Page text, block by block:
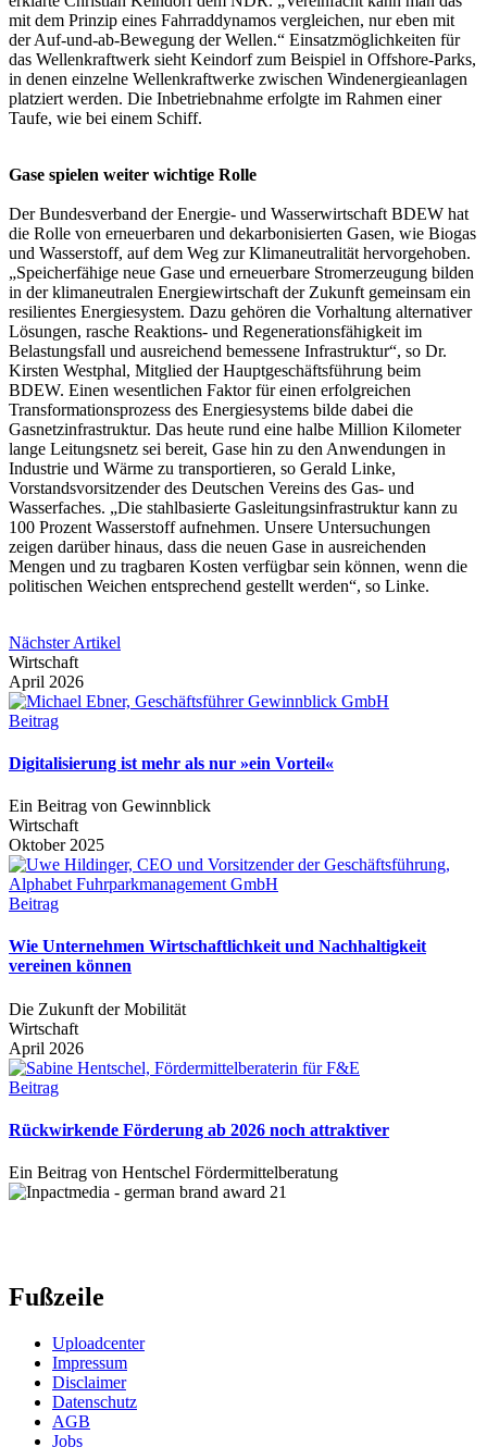
mit dem Prinzip eines Fahrraddynamos vergleichen, nur eben mit
der Auf-und-ab-Bewegung der Wellen.“ Einsatzmöglichkeiten für
das Wellenkraftwerk sieht Keindorf zum Beispiel in Offshore-Parks,
in denen einzelne Wellenkraftwerke zwischen Windenergieanlagen
platziert werden. Die Inbetriebnahme erfolgte im Rahmen einer
Taufe, wie bei einem Schiff.
Gase spielen weiter wichtige Rolle
Der Bundesverband der Energie- und Wasserwirtschaft BDEW hat
die Rolle von erneuerbaren und dekarbonisierten Gasen, wie Biogas
und Wasserstoff, auf dem Weg zur Klimaneutralität hervorgehoben.
„Speicherfähige neue Gase und erneuerbare Stromerzeugung bilden
in der klimaneutralen Energiewirtschaft der Zukunft gemeinsam ein
resilientes Energiesystem. Dazu gehören die Vorhaltung alternativer
Lösungen, rasche Reaktions- und Regenerationsfähigkeit im
Belastungsfall und ausreichend bemessene Infrastruktur“, so Dr.
Kirsten Westphal, Mitglied der Hauptgeschäftsführung beim
BDEW. Einen wesentlichen Faktor für einen erfolgreichen
Transformationsprozess des Energiesystems bilde dabei die
Gasnetzinfrastruktur. Das heute rund eine halbe Million Kilometer
lange Leitungsnetz sei bereit, Gase hin zu den Anwendungen in
Industrie und Wärme zu transportieren, so Gerald Linke,
Vorstandsvorsitzender des Deutschen Vereins des Gas- und
Wasserfaches. „Die stahlbasierte Gasleitungsinfrastruktur kann zu
100 Prozent Wasserstoff aufnehmen. Unsere Untersuchungen
zeigen darüber hinaus, dass die neuen Gase in ausreichenden
Mengen und zu tragbaren Kosten verfügbar sein können, wenn die
politischen Weichen entsprechend gestellt werden“, so Linke.
Nächster Artikel
Wirtschaft
April 2026
Beitrag
Digitalisierung ist mehr als nur »ein Vorteil«
Ein Beitrag von Gewinnblick
Wirtschaft
Oktober 2025
Beitrag
Wie Unternehmen Wirtschaftlichkeit und Nachhaltigkeit
vereinen können
Die Zukunft der Mobilität
Wirtschaft
April 2026
Beitrag
Rückwirkende Förderung ab 2026 noch attraktiver
Ein Beitrag von Hentschel Fördermittelberatung
Fußzeile
Uploadcenter
Impressum
Disclaimer
Datenschutz
AGB
Jobs